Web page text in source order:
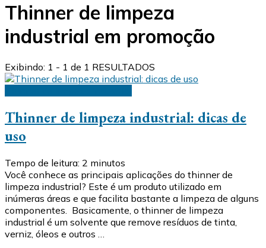
Thinner de limpeza
industrial em promoção
Exibindo: 1 - 1 de 1 RESULTADOS
Thinner de limpeza industrial: dicas de
uso
Tempo de leitura: 2 minutos
Você conhece as principais aplicações do thinner de
limpeza industrial? Este é um produto utilizado em
inúmeras áreas e que facilita bastante a limpeza de alguns
componentes. Basicamente, o thinner de limpeza
industrial é um solvente que remove resíduos de tinta,
verniz, óleos e outros …